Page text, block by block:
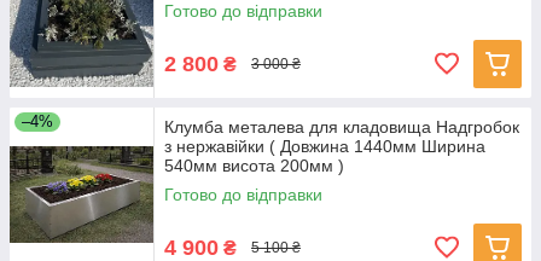
Готово до відправки
2 800 ₴ 3 000 ₴
–4%
Клумба металева для кладовища Надгробок
з нержавійки ( Довжина 1440мм Ширина
540мм висота 200мм )
Готово до відправки
4 900 ₴ 5 100 ₴